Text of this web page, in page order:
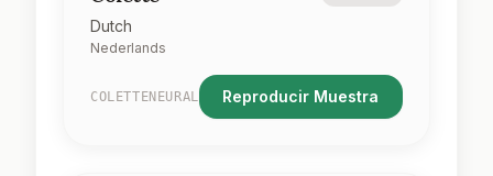
Dutch
Nederlands
COLETTENEURAL Reproducir Muestra